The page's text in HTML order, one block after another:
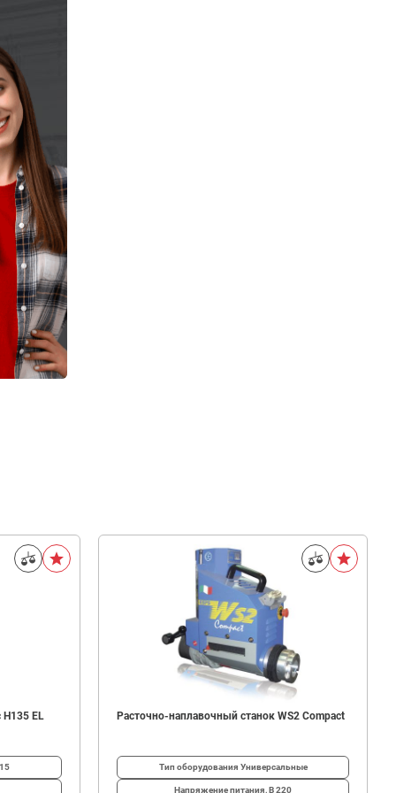
EL Расточно-наплавочный станок WS2 Compact
Тип оборудования Универсальные
Напряжение питания, В220